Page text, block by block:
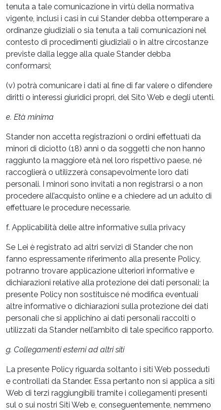
tenuta a tale comunicazione in virtù della normativa
vigente, inclusi i casi in cui Stander debba ottemperare a
ordinanze giudiziali o sia tenuta a tali comunicazioni nel
contesto di procedimenti giudiziali o in altre circostanze
previste dalla legge alla quale Stander debba
conformarsi;
(v) potrà comunicare i dati al fine di far valere o difendere
diritti o interessi giuridici propri, del Sito Web e degli utenti.
e. Età minima
Stander non accetta registrazioni o ordini effettuati da
minori di diciotto (18) anni o da soggetti che non hanno
raggiunto la maggiore età nel loro rispettivo paese, né
raccoglierà o utilizzerà consapevolmente loro dati
personali. I minori sono invitati a non registrarsi o a non
procedere all’acquisto online e a chiedere ad un adulto di
effettuare le procedure necessarie.
f. Applicabilità delle altre informative sulla privacy
Se Lei è registrato ad altri servizi di Stander che non
fanno espressamente riferimento alla presente Policy,
potranno trovare applicazione ulteriori informative e
dichiarazioni relative alla protezione dei dati personali; la
presente Policy non sostituisce né modifica eventuali
altre informative o dichiarazioni sulla protezione dei dati
personali che si applichino ai dati personali raccolti o
utilizzati da Stander nell’ambito di tale specifico rapporto.
g. Collegamenti esterni ad altri siti
La presente Policy riguarda soltanto i siti Web posseduti
e controllati da Stander. Essa pertanto non si applica a siti
Web di terzi raggiungibili tramite i collegamenti presenti
sul o sui nostri Siti Web e, conseguentemente, nemmeno